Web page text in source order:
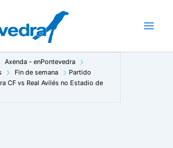
Axenda - enPontevedra
Fin de semana
Partido
CF vs Real Avilés no Estadio de